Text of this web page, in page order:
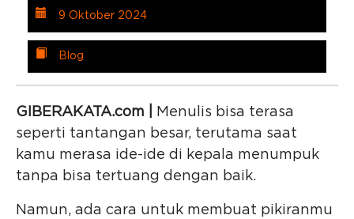
9 Oktober 2024
Blog
GIBERAKATA.com |
Menulis bisa terasa
seperti tantangan besar, terutama saat
kamu merasa ide-ide di kepala menumpuk
tanpa bisa tertuang dengan baik.
Namun, ada cara untuk membuat pikiranmu